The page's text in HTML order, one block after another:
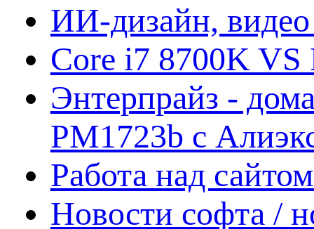
ИИ-дизайн,
Core i7 8700K VS
Энтерпрайз -
PM1723b с
Работа над
Новости софта /